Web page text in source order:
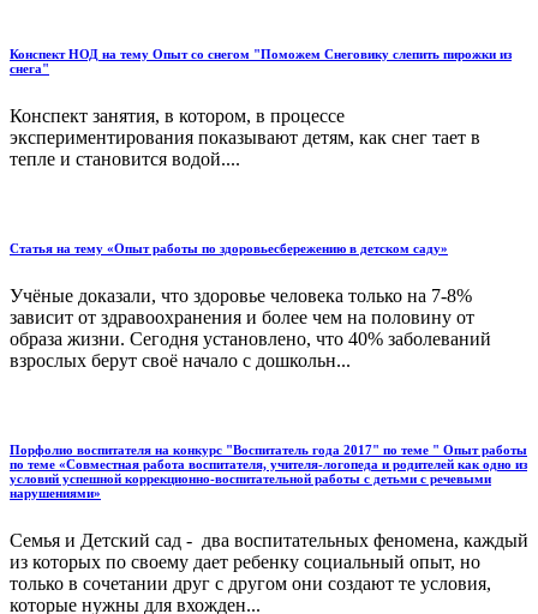
Конспект НОД на тему Опыт со снегом "Поможем Снеговику слепить пирожки из
снега"
Конспект занятия, в котором, в процессе
экспериментирования показывают детям, как снег тает в
тепле и становится водой....
Статья на тему «Опыт работы по здоровьесбережению в детском саду»
Учёные доказали, что здоровье человека только на 7-8%
зависит от здравоохранения и более чем на половину от
образа жизни. Сегодня установлено, что 40% заболеваний
взрослых берут своё начало с дошкольн...
Порфолио воспитателя на конкурс "Воспитатель года 2017" по теме " Опыт работы
по теме «Совместная работа воспитателя, учителя-логопеда и родителей как одно из
условий успешной коррекционно-воспитательной работы с детьми с речевыми
нарушениями»
Семья и Детский сад - два воспитательных феномена, каждый
из которых по своему дает ребенку социальный опыт, но
только в сочетании друг с другом они создают те условия,
которые нужны для вхожден...